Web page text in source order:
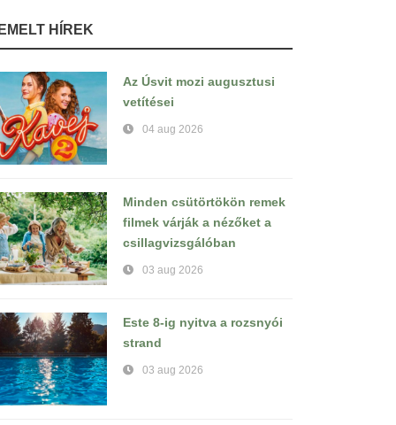
HÍREK
Az Úsvit mozi augusztusi
vetítései
04 aug 2026
Minden csütörtökön remek
filmek várják a nézőket a
csillagvizsgálóban
03 aug 2026
Este 8-ig nyitva a rozsnyói
strand
03 aug 2026